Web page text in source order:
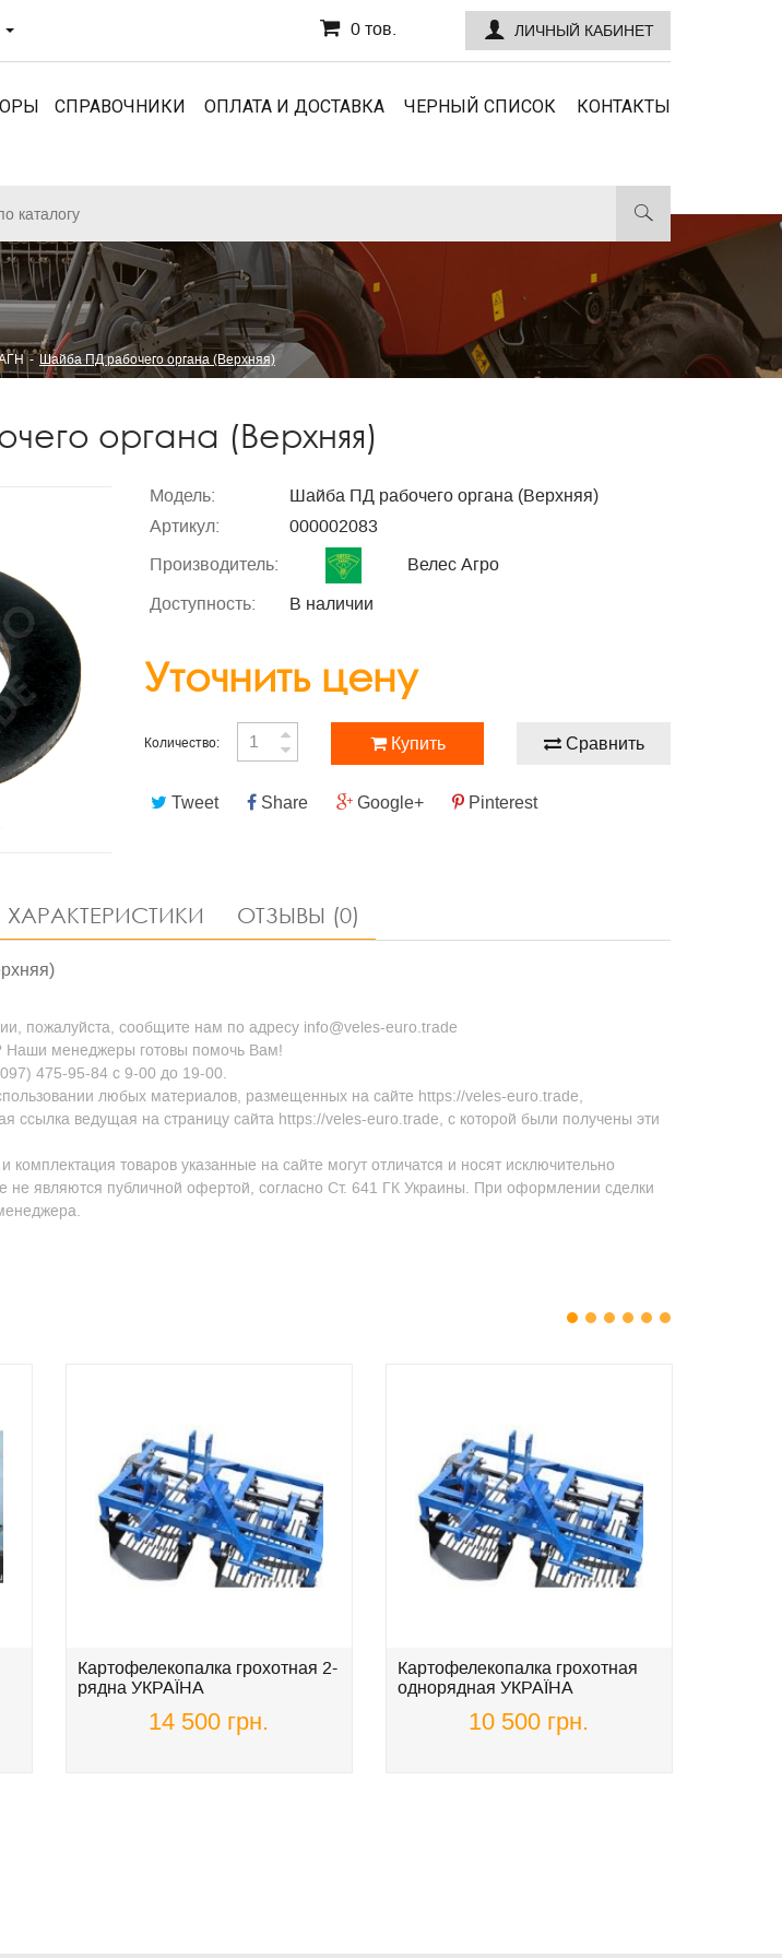
0 тов. ЛИЧНЫЙ КАБИНЕТ
СПРАВОЧНИКИ ОПЛАТА И ДОСТАВКА ЧЕРНЫЙ СПИСОК КОНТАКТЫ
Шайба ПД рабочего органа (Верхняя)
органа (Верхняя)
Модель:
Шайба ПД рабочего органа (Верхняя)
Артикул:
000002083
Производитель: Велес Агро
Доступность: В наличии
Уточнить цену
Количество: Купить Сравнить
Tweet Share Google+ Pinterest
ХАРАКТЕРИСТИКИ ОТЗЫВЫ (0)
пожалуйста, сообщите нам по адресу info@veles-euro.trade
Наши менеджеры готовы помочь Вам!
475-95-84 с 9-00 до 19-00.
любых материалов, размещенных на сайте https://veles-euro.trade,
ссылка ведущая на страницу сайта https://veles-euro.trade, с которой были получены эти
комплектация товаров указанные на сайте могут отличатся и носят исключительно
не являются публичной офертой, согласно Ст. 641 ГК Украины. При оформлении сделки
Картофелекопалка грохотная 2-
рядна УКРАЇНА
14 500 грн.
Картофелекопалка грохотная
однорядная УКРАЇНА
10 500 грн.
1 2 3 4 5 6